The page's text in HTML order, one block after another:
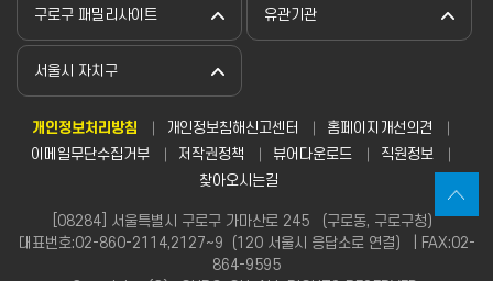
구로구 패밀리사이트 유관기관
서울시 자치구
개인정보처리방침 개인정보침해신고센터
홈페이지개선의견
이메일무단수집거부
저작권정책 뷰어다운로드
직원정보
찾아오시는길
[08284] 서울특별시 구로구 가마산로 245 （구로동, 구로구청）
대표번호:02-860-2114,2127~9（120 서울시 응답소로 연결） | FAX:02-
864-9595